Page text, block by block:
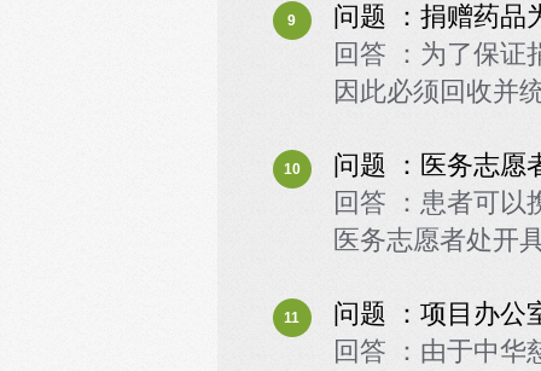
9
问题 ：捐赠药品
回答 ：为了保证
因此必须回收并
10
问题 ：医务志愿
回答 ：患者可以
医务志愿者处开
11
问题 ：项目办公
回答 ：由于中华